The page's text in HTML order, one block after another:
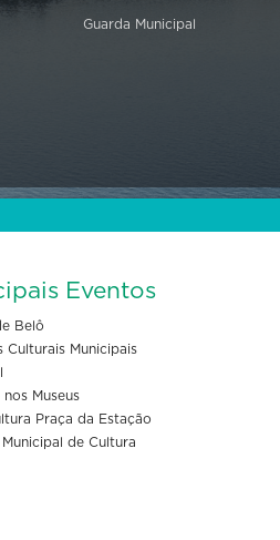
Guarda Municipal
Eventos
Belô
Culturais Municipais
Museus
Praça da Estação
de Cultura